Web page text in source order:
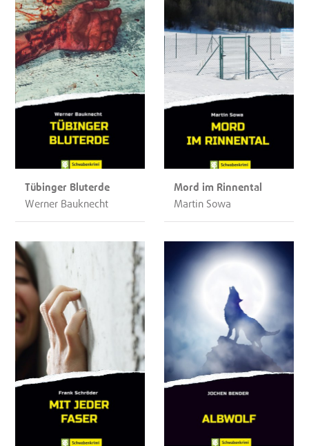
Tübinger Bluterde
Werner Bauknecht
Mord im Rinnental
Martin Sowa